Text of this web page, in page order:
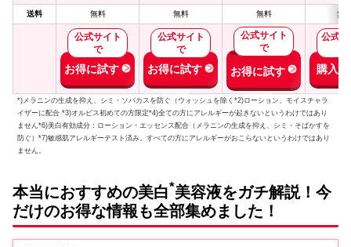
送料 無料 無料 無料 無
公式サイト
で
お得に試す
公式サイト
で
お得に試す
公式サイト
で
お得に試す
公式
購入
*)メラニンの生成を抑え、シミ・ソバカスを防ぐ（ウォッシュを除く*2)ローション、モイスチャラ
イザーに配合 *3)オルビス初めての方限定*4)全ての方にアレルギーが起きないというわけではあり
ません*6)美白有効成分：ローション・エッセンス配合（メラニンの生成を抑え、シミ・そばかすを
防ぐ）*7)敏感肌アレルギーテスト済み。すべての方にアレルギーがおこらないというわけではあり
ません。
本当におすすめの美白*美容液をガチ解説！今
だけのお得な情報も全部集めました！